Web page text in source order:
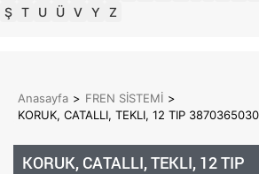
Ş T U Ü V Y Z
Anasayfa > FREN SİSTEMİ >
KORUK, CATALLI, TEKLI, 12 TIP
KORUK, CATALLI, TEKLI, 12 TIP